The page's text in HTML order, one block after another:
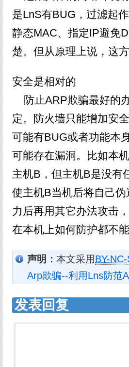
是LnS有BUG，过滤起
静态MAC、指定IP避免
楚。但从原理上说，这
安全是相对的
防止ARP欺骗最好的
定。防火墙只能增加安
可能有BUG或者功能本
可能存在漏洞。比如本
主机B，但主机B是没有
使主机B当机后将自己
力后再用其它办法攻击
在本机上如何防护都不
声明： 本文采用BY-
Arp欺骗--利用Lns防范
发表回复